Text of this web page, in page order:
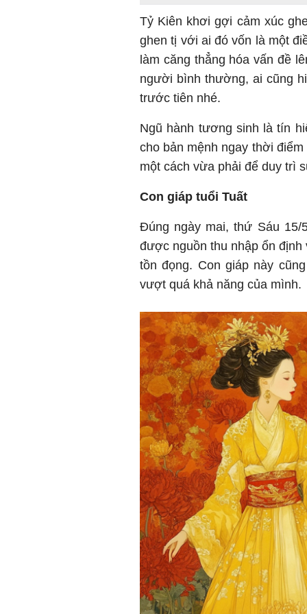
Tỷ Kiên khơi gợi cảm xúc
ghen tị với ai đó vốn là một
làm căng thẳng hóa vấn đề
người bình thường, ai cũng
trước tiên nhé.
Ngũ hành tương sinh là tín
cho bản mệnh ngay thời
một cách vừa phải để duy trì
Con giáp tuổi Tuất
Đúng ngày mai, thứ Sáu 15/
được nguồn thu nhập ổn
tồn đọng. Con giáp này
vượt quá khả năng của mình.